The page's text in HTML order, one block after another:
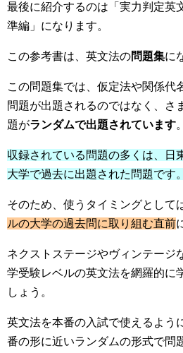
最後に紹介するのは「実力判定英
準編」になります。
この参考書は、英文法の問題集に
この問題集では、仮定法や関係代
問題が出題されるのではなく、さ
題がランダムで出題されています。
収録されている問題の多くは、日
大学で過去に出題された問題です。
そのため、使うタイミングとして
ルの大学の過去問に取り組む直前
ネクストステージやヴィンテージ
学受験レベルの英文法を網羅的に
しょう。
英文法を本番の入試で使えるよう
番の形に近いランダムの形式で問